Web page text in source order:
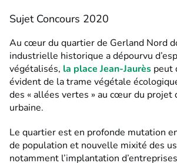
Sujet Concours 2020
Au cœur du quartier de Gerland Nord
industrielle historique a dépourvu
végétalisés, la place Jean-Jaurès peut
évident de la trame végétale
des « allées vertes » au cœur du projet
urbaine.
Le quartier est en profonde mutation
de population et nouvelle mixité des
notamment l’implantation